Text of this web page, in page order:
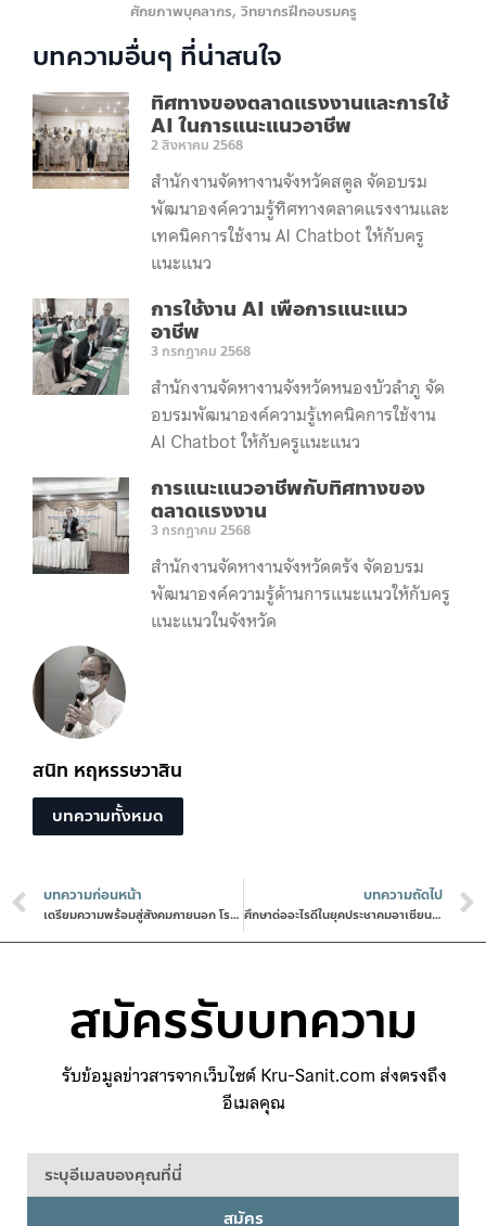
สนิท หฤหรรษวาสิน
บทความทั้งหมด
ศักยภาพบุคลากร, วิทยากรฝึกอบรมครู
บทความอื่นๆ ที่น่าสนใจ
ทิศทางของตลาดแรงงานและการใช้
AI ในการแนะแนวอาชีพ
2 สิงหาคม 2568
สำนักงานจัดหางานจังหวัดสตูล จัดอบรม
พัฒนาองค์ความรู้ทิศทางตลาดแรงงานและ
เทคนิคการใช้งาน AI Chatbot ให้กับครู
แนะแนว
การใช้งาน AI เพื่อการแนะแนว
อาชีพ
3 กรกฎาคม 2568
สำนักงานจัดหางานจังหวัดหนองบัวลำภู จัด
อบรมพัฒนาองค์ความรู้เทคนิคการใช้งาน
AI Chatbot ให้กับครูแนะแนว
การแนะแนวอาชีพกับทิศทางของ
ตลาดแรงงาน
3 กรกฎาคม 2568
สำนักงานจัดหางานจังหวัดตรัง จัดอบรม
พัฒนาองค์ความรู้ด้านการแนะแนวให้กับครู
แนะแนวในจังหวัด
บทความก่อนหน้า
เตรียมความพร้อมสู่สังคมภายนอก โรงเรียนเบญจมราชาลัย ในพระบรมราชูปถัมภ์ฯ
บทความถัดไป
ศึกษาต่ออะไรดีในยุคประชาคมอาเซียน โรงเรียนราชวินิตบางเขน
สมัครรับบทความ
รับข้อมูลข่าวสารจากเว็บไซต์ Kru-Sanit.com ส่งตรงถึง
อีเมลคุณ
สมัคร